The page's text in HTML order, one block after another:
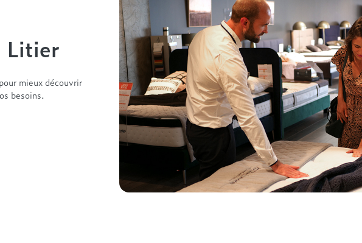
Litier
mieux découvrir
besoins.